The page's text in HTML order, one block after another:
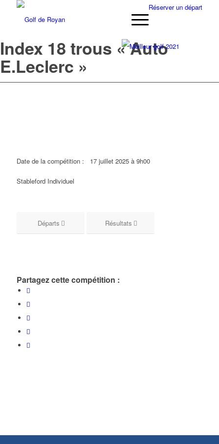
Réserver un départ
Index 18 trous « Auto
E.Leclerc »
Date de la compétition : 17 juillet 2025 à 9h00
Stableford Individuel
Départs Résultats
Partagez cette compétition :